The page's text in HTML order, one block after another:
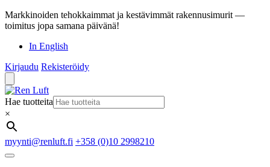
Markkinoiden tehokkaimmat ja kestävimmät rakennusimurit —
toimitus jopa samana päivänä!
In English
Kirjaudu Rekisteröidy
Hae tuotteita
×
myynti@renluft.fi +358 (0)10 2998210